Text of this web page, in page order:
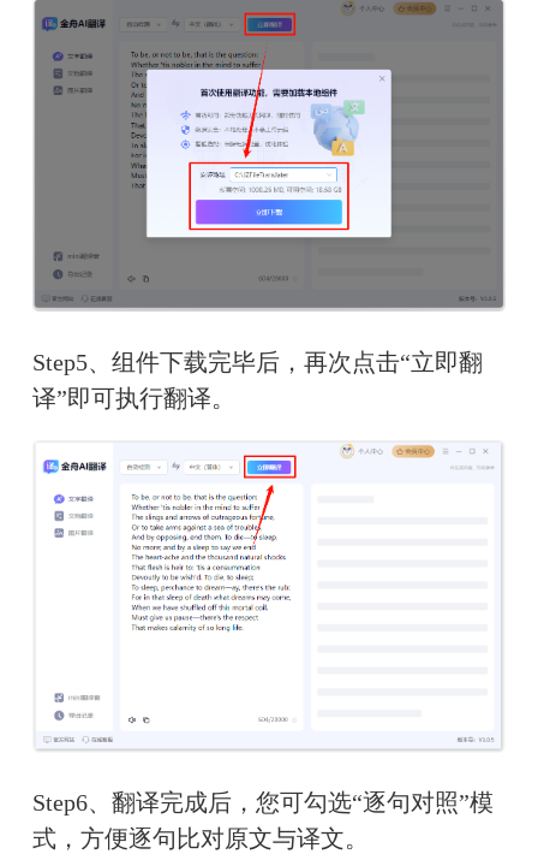
Step5、组件下载完毕后，再次点击“立即翻
译”即可执行翻译。
Step6、翻译完成后，您可勾选“逐句对照”模
式，方便逐句比对原文与译文。